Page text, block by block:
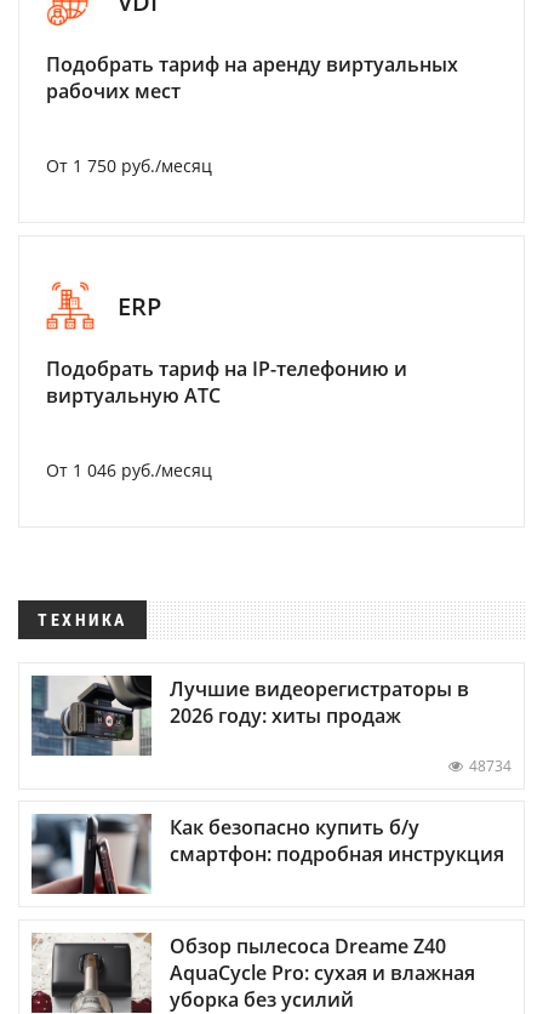
Подобрать тариф на аренду виртуальных
рабочих мест
От 1 750 руб./месяц
ERP
Подобрать тариф на IP-телефонию и
виртуальную АТС
От 1 046 руб./месяц
ТЕХНИКА
Лучшие видеорегистраторы в
2026 году: хиты продаж
48734
Как безопасно купить б/у
смартфон: подробная инструкция
Обзор пылесоса Dreame Z40
AquaCycle Pro: сухая и влажная
уборка без усилий